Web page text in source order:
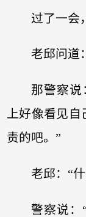
过了一会
老邱问道
那警察说
上好像看见
责的吧。”
老邱：“
警察说：